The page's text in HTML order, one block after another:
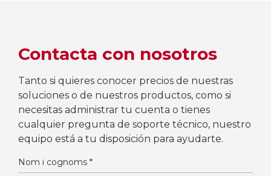
Contacta con nosotros
Tanto si quieres conocer precios de nuestras
soluciones o de nuestros productos, como si
necesitas administrar tu cuenta o tienes
cualquier pregunta de soporte técnico, nuestro
equipo está a tu disposición para ayudarte.